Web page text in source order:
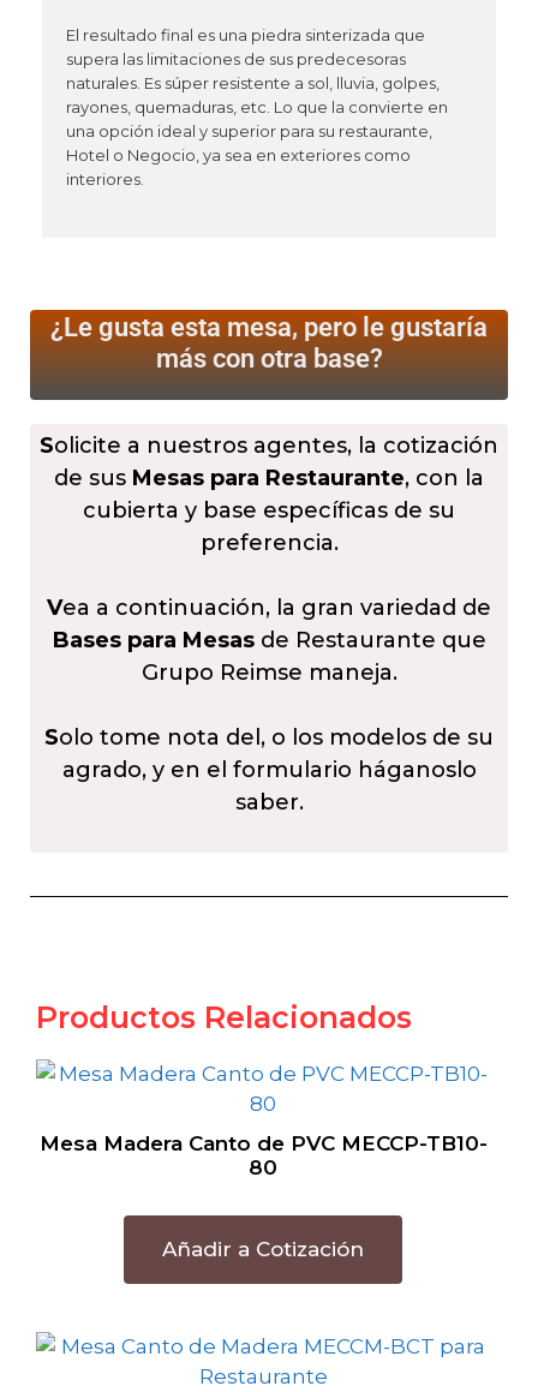
El resultado final es una piedra sinterizada que
supera las limitaciones de sus predecesoras
naturales. Es súper resistente a sol, lluvia, golpes,
rayones, quemaduras, etc. Lo que la convierte en
una opción ideal y superior para su restaurante,
Hotel o Negocio, ya sea en exteriores como
interiores.
¿Le gusta esta mesa, pero le gustaría
más con otra base?
Solicite a nuestros agentes, la cotización
de sus Mesas para Restaurante, con la
cubierta y base específicas de su
preferencia.
Vea a continuación, la gran variedad de
Bases para Mesasde Restaurante que
Grupo Reimse maneja.
Solo tome nota del, o los modelos de su
agrado, y en el formulario háganoslo
saber.
Productos Relacionados
Mesa Madera Canto de PVC MECCP-TB10-
80
Añadir a Cotización